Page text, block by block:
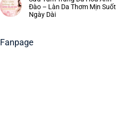
Đào – Làn Da Thơm Mịn Suốt
Ngày Dài
Fanpage